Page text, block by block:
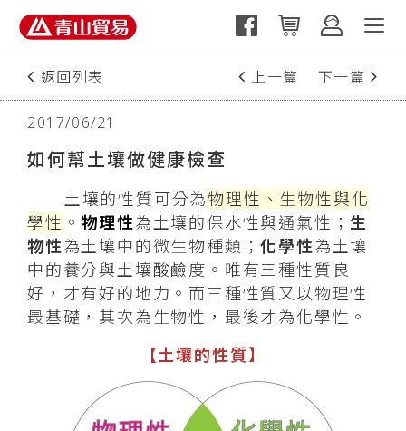
返回列表 上一篇 下一篇
2017/06/21
如何幫土壤做健康檢查
土壤的性質可分為物理性、生物性與化
學性 。物理性為土壤的保水性與通氣性；生
物性為土壤中的微生物種類；化學性為土壤
中的養分與土壤酸鹼度。唯有三種性質良
好，才有好的地力。而三種性質又以物理性
最基礎，其次為生物性，最後才為化學性。
【土壤的性質】